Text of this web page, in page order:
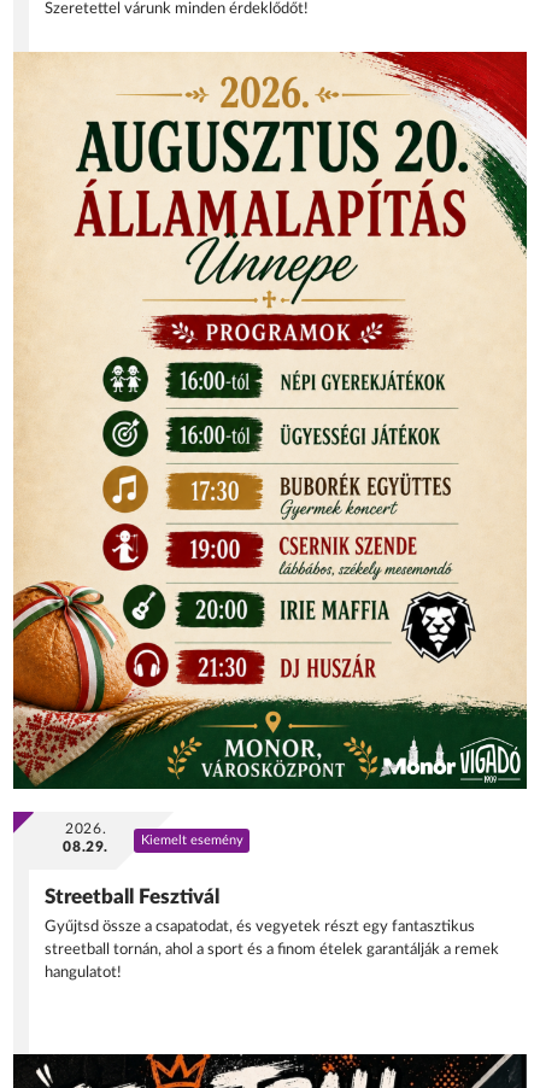
Szeretettel várunk minden érdeklődőt!
2026.
08.29.
Kiemelt esemény
Streetball Fesztivál
Gyűjtsd össze a csapatodat, és vegyetek részt egy fantasztikus
streetball tornán, ahol a sport és a finom ételek garantálják a remek
hangulatot!